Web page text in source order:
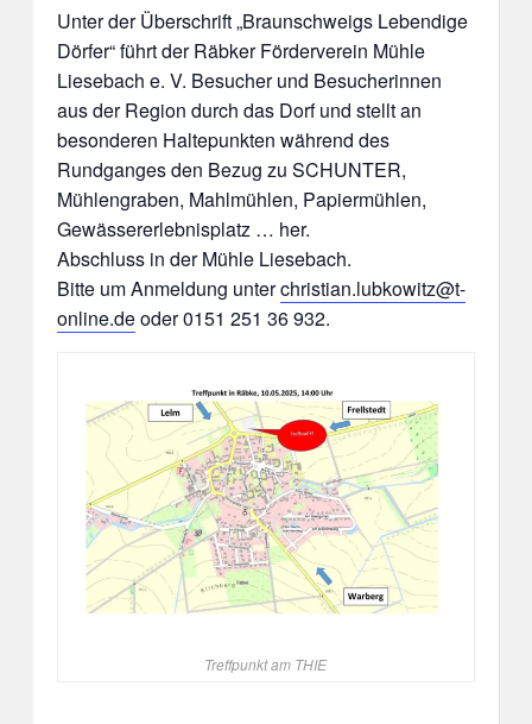
Unter der Überschrift „Braunschweigs Lebendige
Dörfer“ führt der Räbker Förderverein Mühle
Liesebach e. V. Besucher und Besucherinnen
aus der Region durch das Dorf und stellt an
besonderen Haltepunkten während des
Rundganges den Bezug zu SCHUNTER,
Mühlengraben, Mahlmühlen, Papiermühlen,
Gewässererlebnisplatz … her.
Abschluss in der Mühle Liesebach.
Bitte um Anmeldung unterchristian.lubkowitz@t-
online.deoder 0151 251 36 932.
Treffpunkt am THIE